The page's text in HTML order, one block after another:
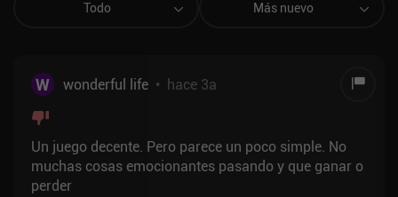
Todo Más nuevo
W wonderful life • hace 3a
Un juego decente. Pero parece un poco simple. No
muchas cosas emocionantes pasando y que ganar o
perder